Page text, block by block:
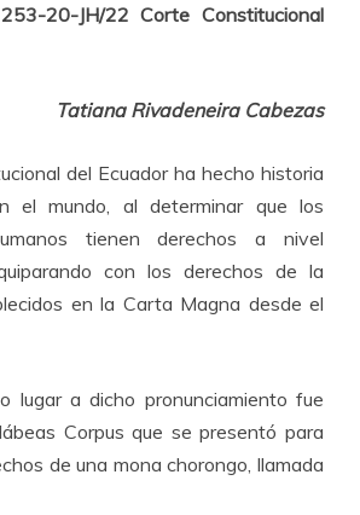
20-JH/22 Corte Constitucional
Tatiana Rivadeneira Cabezas
del Ecuador ha hecho historia
mundo, al determinar que los
tienen derechos a nivel
con los derechos de la
en la Carta Magna desde el
lugar a dicho pronunciamiento fue
Corpus que se presentó para
de una mona chorongo, llamada